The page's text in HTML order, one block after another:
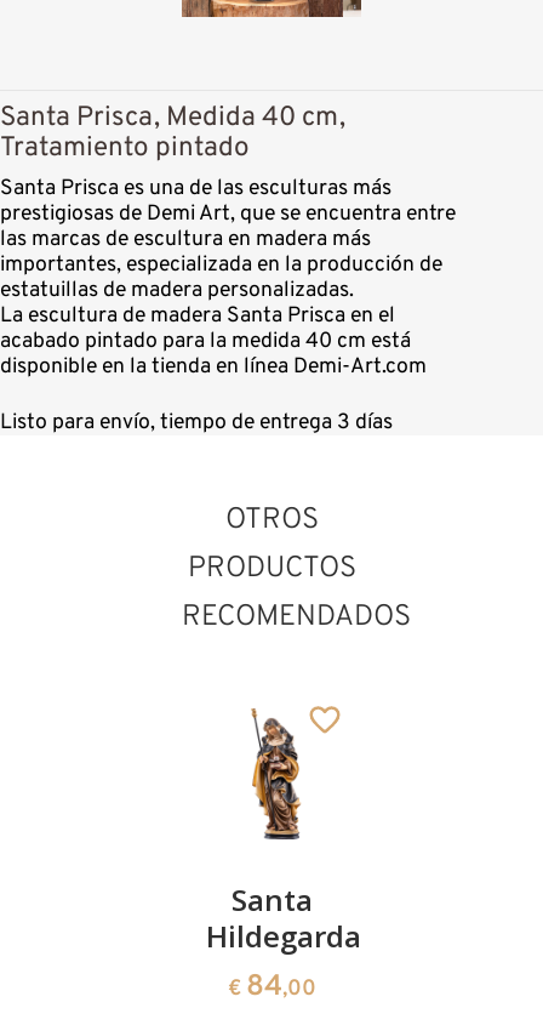
Santa Prisca, Medida 40 cm,
Tratamiento pintado
Santa Prisca es una de las esculturas más
prestigiosas de Demi Art, que se encuentra entre
las marcas de escultura en madera más
importantes, especializada en la producción de
estatuillas de madera personalizadas.
La escultura de madera Santa Prisca en el
acabado pintado para la medida 40 cm está
disponible en la tienda en línea Demi-Art.com
Listo para envío, tiempo de entrega 3 días
OTROS
PRODUCTOS
RECOMENDADOS
Santa
Hildegarda
€ 84,00